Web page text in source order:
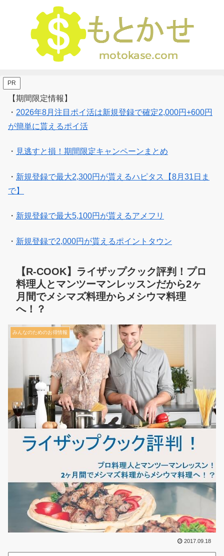
PR
【期間限定情報】
・ 2026年8月注目ポイ活は新規登録で確定2,000円+600円
が簡単に貰えるポイ活
・ 見逃すと損！期間限定キャンペーンまとめ
・ 新規登録で最大2,300円が貰えるハピタス【8月31日ま
で】
・ 新規登録で最大5,100円が貰えるアメフリ
・ 新規登録で2,000円が貰えるポイントタウン
【R-COOK】ライザップクック評判！プロ
料理人とマンツーマンレッスンだから2ヶ
月間でメシマズ料理からメシウマ料理
へ！？
みんなのためのお得情報
2017.09.18